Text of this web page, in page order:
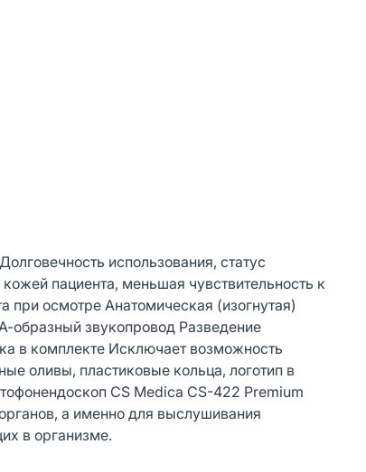
использования, статус
пациента, меньшая чувствительность к
осмотре Анатомическая (изогнутая)
образный звукопровод Разведение
в комплекте Исключает возможность
оливы, пластиковые кольца, логотип в
CS Medica CS-422 Premium
а именно для выслушивания
в организме.